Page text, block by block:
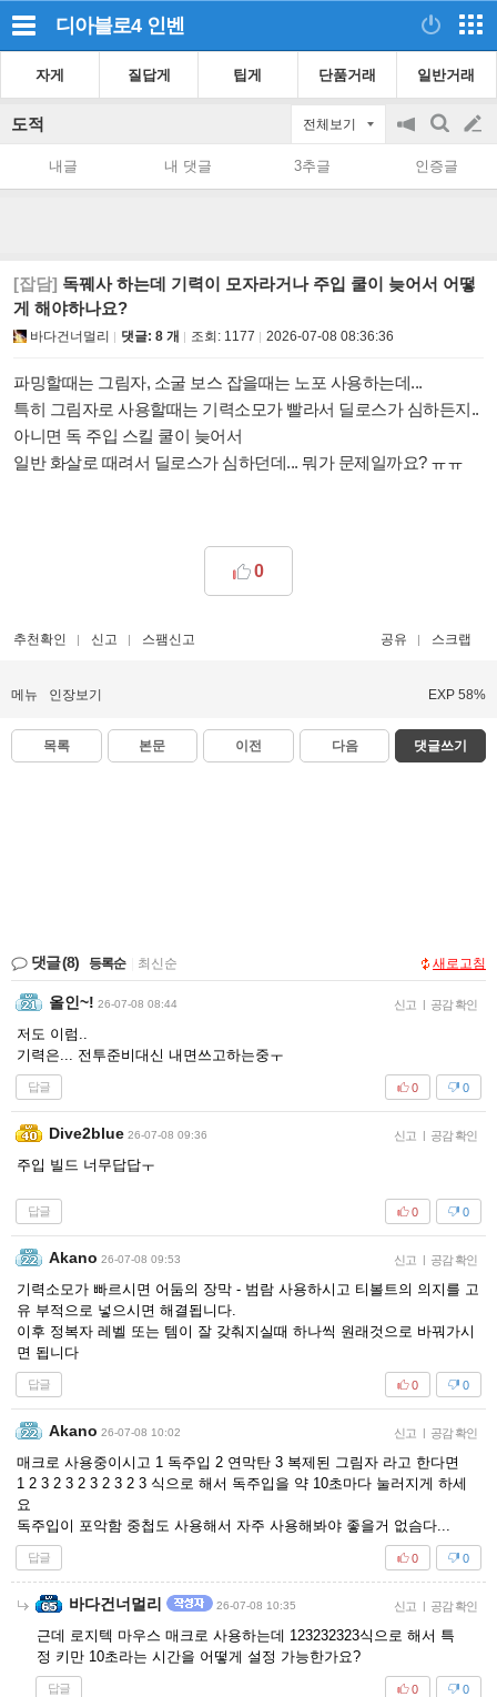
디아블로4 인벤
자게 질답게 팁게 단품거래 일반거래
도적 전체보기
공
on/off
검
색
글
쓰
내글 내 댓글 3추글 인증글
[잡담] 독꿰사 하는데 기력이 모자라거나 주입 쿨이 늦어서 어떻
게 해야하나요?
바다건너멀리 댓글: 8 개 조회: 1177 2026-07-08 08:36:36
파밍할때는 그림자, 소굴 보스 잡을때는 노포 사용하는데...
특히 그림자로 사용할때는 기력소모가 빨라서 딜로스가 심하든지..
아니면 독 주입 스킬 쿨이 늦어서
일반 화살로 때려서 딜로스가 심하던데... 뭐가 문제일까요? ㅠㅠ
0
추천확인 신고 스팸신고 공유 스크랩
메뉴 인장보기 EXP 58%
목록 본문 이전 다음 댓글쓰기
댓글(8) 등록순 최신순 새로고침
올인~! 26-07-08 08:44 신고 | 공감 확인
저도 이럼..
기력은... 전투준비대신 내면쓰고하는중ㅜ
답글 0
0
Dive2blue 26-07-08 09:36 신고 | 공감 확인
주입 빌드 너무답답ㅜ
답글 0
0
Akano 26-07-08 09:53 신고 | 공감 확인
기력소모가 빠르시면 어둠의 장막 - 범람 사용하시고 티볼트의 의지를 고
유 부적으로 넣으시면 해결됩니다.
이후 정복자 레벨 또는 템이 잘 갖춰지실때 하나씩 원래것으로 바꿔가시
면 됩니다
답글 0
0
Akano 26-07-08 10:02 신고 | 공감 확인
매크로 사용중이시고 1 독주입 2 연막탄 3 복제된 그림자 라고 한다면
1 2 3 2 3 2 3 2 3 2 3 식으로 해서 독주입을 약 10초마다 눌러지게 하세
요
독주입이 포악함 중첩도 사용해서 자주 사용해봐야 좋을거 없슴다...
답글 0
0
바다건너멀리 26-07-08 10:35 신고 | 공감 확인
근데 로지텍 마우스 매크로 사용하는데 123232323식으로 해서 특
정 키만 10초라는 시간을 어떻게 설정 가능한가요?
답글 0
0